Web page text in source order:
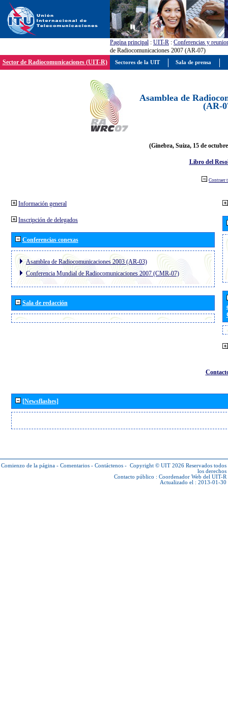
Pagína principal : UIT-R : Conferencias y
de Radiocomunicaciones 2007 (AR-07)
Sector de Radiocomunicaciones (UIT-R)
Asamblea de
(AR-
(Ginebra, Suiza, 15 de
Libro del
Contraer
Información general
Inscripción de delegados
Conferencias conexas
Asamblea de Radiocomunicaciones 2003 (AR-03)
Conferencia Mundial de Radiocomunicaciones 2007 (CMR-07)
Sala de redacción
[Newsflashes]
Comienzo de la página - Comentarios - Contáctenos - Copyright © UIT 2026 Reservados todos
los derechos
Contacto público : Coordenador Web del UIT-R
Actualizado el : 2013-01-30
Sectores de la UIT Sala de prensa